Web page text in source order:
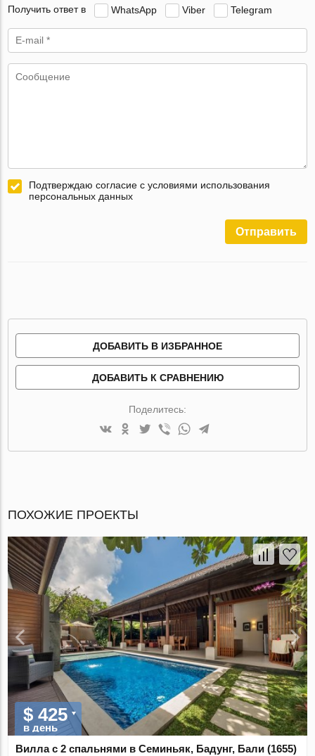
Получить ответ в WhatsApp Viber Telegram
Подтверждаю согласие с условиями использования
персональных данных
Отправить
ДОБАВИТЬ В ИЗБРАННОЕ
ДОБАВИТЬ К СРАВНЕНИЮ
Поделитесь:
ПОХОЖИЕ ПРОЕКТЫ
$ 425
в день
Вилла с 2 спальнями в Семиньяк, Бадунг, Бали (1655)